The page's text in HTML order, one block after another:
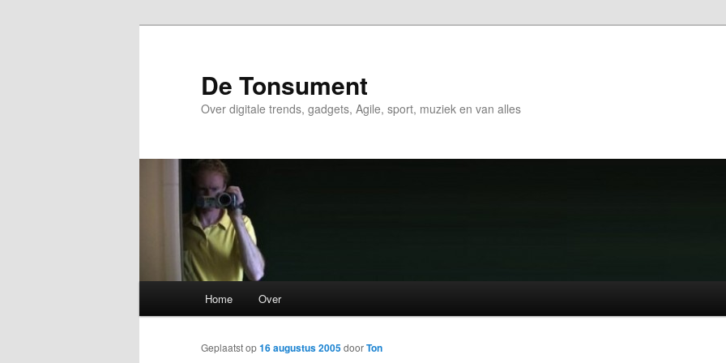
De Tonsument
Over digitale trends, gadgets, Agile, sport, muziek en van alles
Home Over
Geplaatst op16 augustus 2005doorTon